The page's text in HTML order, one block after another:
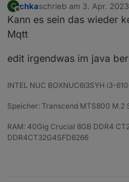
und viel mehr
Genauer gesagt,
C chkaschrieb am 3. Apr.
zuletzt editiert von
Kann es sein das wieder
Mqtt
edit irgendwas im java
INTEL NUC BOXNUC6I3SYH i3-
Speicher: Transcend MTS800 M.2
RAM: 40Gig Crucial 8GB DDR4
DDR4CT32G4SFD8266